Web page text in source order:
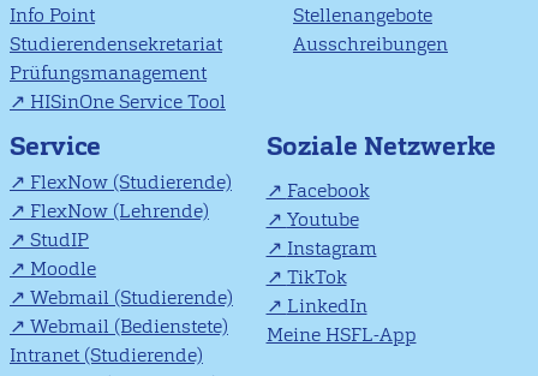
Info Point
Studierendensekretariat
Prüfungsmanagement
HISinOne Service Tool
Stellenangebote
Ausschreibungen
Service
FlexNow (Studierende)
FlexNow (Lehrende)
StudIP
Moodle
Webmail (Studierende)
Webmail (Bedienstete)
Intranet (Studierende)
Soziale Netzwerke
Facebook
Youtube
Instagram
TikTok
LinkedIn
Meine HSFL-App